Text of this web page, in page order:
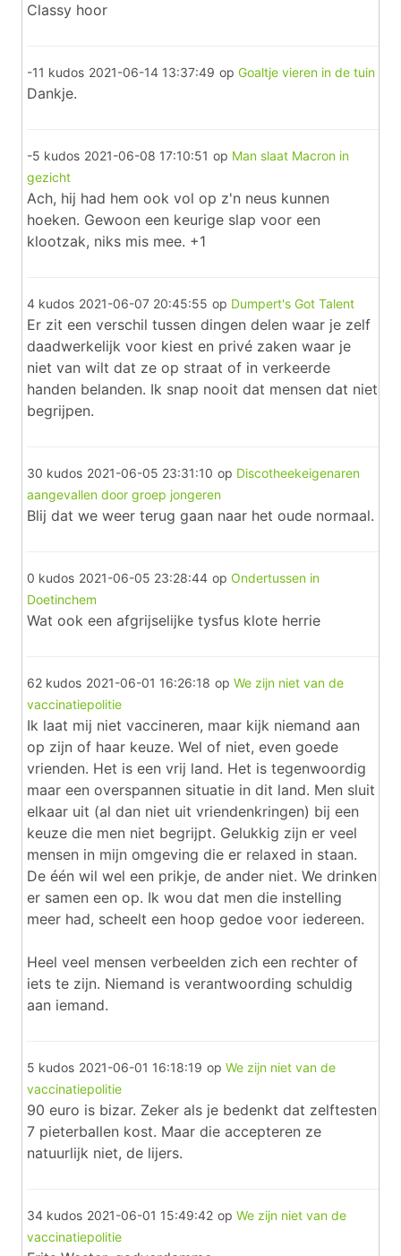
Classy hoor
-11 kudos 2021-06-14 13:37:49 op Goaltje vieren in de tuin
Dankje.
-5 kudos 2021-06-08 17:10:51 op Man slaat Macron in
gezicht
Ach, hij had hem ook vol op z'n neus kunnen
hoeken. Gewoon een keurige slap voor een
klootzak, niks mis mee. +1
4 kudos 2021-06-07 20:45:55 op Dumpert's Got Talent
Er zit een verschil tussen dingen delen waar je zelf
daadwerkelijk voor kiest en privé zaken waar je
niet van wilt dat ze op straat of in verkeerde
handen belanden. Ik snap nooit dat mensen dat niet
begrijpen.
30 kudos 2021-06-05 23:31:10 op Discotheekeigenaren
aangevallen door groep jongeren
Blij dat we weer terug gaan naar het oude normaal.
0 kudos 2021-06-05 23:28:44 op Ondertussen in
Doetinchem
Wat ook een afgrijselijke tysfus klote herrie
62 kudos 2021-06-01 16:26:18 op We zijn niet van de
vaccinatiepolitie
Ik laat mij niet vaccineren, maar kijk niemand aan
op zijn of haar keuze. Wel of niet, even goede
vrienden. Het is een vrij land. Het is tegenwoordig
maar een overspannen situatie in dit land. Men sluit
elkaar uit (al dan niet uit vriendenkringen) bij een
keuze die men niet begrijpt. Gelukkig zijn er veel
mensen in mijn omgeving die er relaxed in staan.
De één wil wel een prikje, de ander niet. We drinken
er samen een op. Ik wou dat men die instelling
meer had, scheelt een hoop gedoe voor iedereen.
Heel veel mensen verbeelden zich een rechter of
iets te zijn. Niemand is verantwoording schuldig
aan iemand.
5 kudos 2021-06-01 16:18:19 op We zijn niet van de
vaccinatiepolitie
90 euro is bizar. Zeker als je bedenkt dat zelftesten
7 pieterballen kost. Maar die accepteren ze
natuurlijk niet, de lijers.
34 kudos 2021-06-01 15:49:42 op We zijn niet van de
vaccinatiepolitie